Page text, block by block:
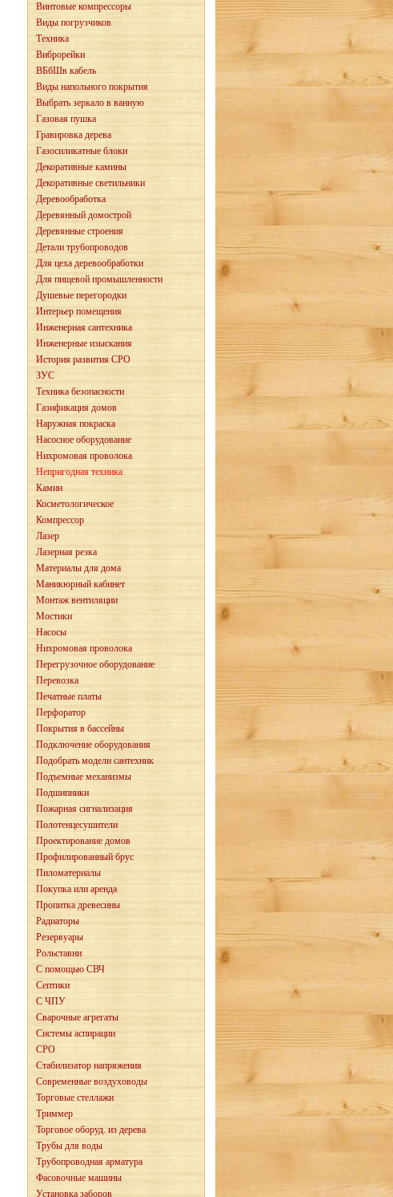
Винтовые компрессоры
Виды погрузчиков
Техника
Виброрейки
ВБбШв кабель
Виды напольного покрытия
Выбрать зеркало в ванную
Газовая пушка
Гравировка дерева
Газосиликатные блоки
Декоративные камины
Декоративные светильники
Деревообработка
Деревянный домострой
Деревянные строения
Детали трубопроводов
Для цеха деревообработки
Для пищевой промышленности
Душевые перегородки
Интерьер помещения
Инженерная сантехника
Инженерные изыскания
История развития СРО
ЗУС
Техника безопасности
Газификация домов
Наружная покраска
Насосное оборудование
Нихромовая проволока
Непригодная техника
Камин
Косметологическое
Компрессор
Лазер
Лазерная резка
Материалы для дома
Маникюрный кабинет
Монтаж вентиляции
Мостики
Насосы
Нихромовая проволока
Перегрузочное оборудование
Перевозка
Печатные платы
Перфоратор
Покрытия в бассейны
Подключение оборудования
Подобрать модели сантехник
Подъемные механизмы
Подшипники
Пожарная сигнализация
Полотенцесушители
Проектирование домов
Профилированный брус
Пиломатериалы
Покупка или аренда
Пропитка древесины
Радиаторы
Резервуары
Рольставни
С помощью СВЧ
Септики
С ЧПУ
Сварочные агрегаты
Системы аспирации
СРО
Стабилизатор напряжения
Современные воздуховоды
Торговые стеллажи
Триммер
Торговое оборуд. из дерева
Трубы для воды
Трубопроводная арматура
Фасовочные машины
Установка заборов